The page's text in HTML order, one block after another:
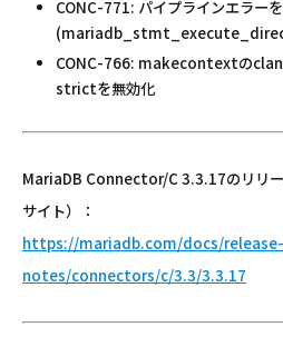
CONC-771: パイプラインエラー
CONC-766: makecontextの
strictを無効化
MariaDB Connector/C 3.3.17のリリ
サイト）：
https://mariadb.com/docs/release-
notes/connectors/c/3.3/3.3.17